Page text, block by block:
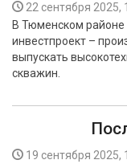
22 сентября 2025,
В Тюменском
инвестпроект –
выпускать
скважин.
19 сентября 2025,